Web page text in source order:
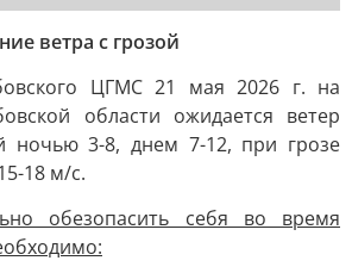
ветра с грозой
ЦГМС 21 мая 2026 г. на
области ожидается ветер
ночью 3-8, днем 7-12, при грозе
18 м/с.
обезопасить себя во время